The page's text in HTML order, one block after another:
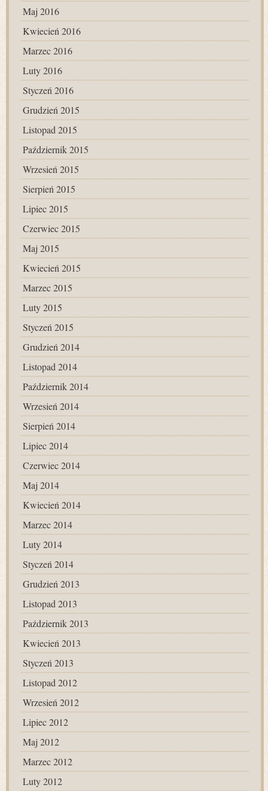
Maj 2016
Kwiecień 2016
Marzec 2016
Luty 2016
Styczeń 2016
Grudzień 2015
Listopad 2015
Październik 2015
Wrzesień 2015
Sierpień 2015
Lipiec 2015
Czerwiec 2015
Maj 2015
Kwiecień 2015
Marzec 2015
Luty 2015
Styczeń 2015
Grudzień 2014
Listopad 2014
Październik 2014
Wrzesień 2014
Sierpień 2014
Lipiec 2014
Czerwiec 2014
Maj 2014
Kwiecień 2014
Marzec 2014
Luty 2014
Styczeń 2014
Grudzień 2013
Listopad 2013
Październik 2013
Kwiecień 2013
Styczeń 2013
Listopad 2012
Wrzesień 2012
Lipiec 2012
Maj 2012
Marzec 2012
Luty 2012